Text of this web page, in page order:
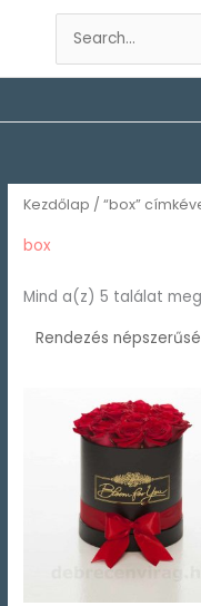
content
Search
Kezdőlap / “box”
box
Mind a(z) 5 találat